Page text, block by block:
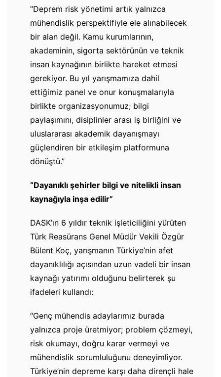
“Deprem risk yönetimi artık yalnızca
mühendislik perspektifiyle ele alınabilecek
bir alan değil. Kamu kurumlarının,
akademinin, sigorta sektörünün ve teknik
insan kaynağının birlikte hareket etmesi
gerekiyor. Bu yıl yarışmamıza dahil
ettiğimiz panel ve onur konuşmalarıyla
birlikte organizasyonumuz; bilgi
paylaşımını, disiplinler arası iş birliğini ve
uluslararası akademik dayanışmayı
güçlendiren bir etkileşim platformuna
dönüştü.”
“Dayanıklı şehirler bilgi ve nitelikli insan
kaynağıyla inşa edilir”
DASK’ın 6 yıldır teknik işleticiliğini yürüten
Türk Reasürans Genel Müdür Vekili Özgür
Bülent Koç, yarışmanın Türkiye’nin afet
dayanıklılığı açısından uzun vadeli bir insan
kaynağı yatırımı olduğunu belirterek şu
ifadeleri kullandı:
“Genç mühendis adaylarımız burada
yalnızca proje üretmiyor; problem çözmeyi,
risk okumayı, doğru karar vermeyi ve
mühendislik sorumluluğunu deneyimliyor.
Türkiye’nin depreme karşı daha dirençli hale